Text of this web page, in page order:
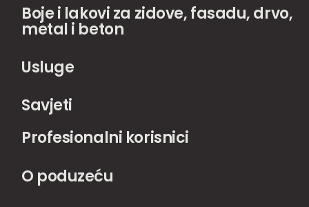
Boje i lakovi za zidove, fasadu, drvo,
metal i beton
Usluge
Savjeti
Profesionalni korisnici
O poduzeću